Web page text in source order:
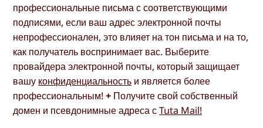
профессиональные письма с соответствующими
подписями, если ваш адрес электронной почты
непрофессионален, это влияет на тон письма и на то,
как получатель воспринимает вас. Выберите
провайдера электронной почты, который защищает
вашу конфиденциальность и является более
профессиональным!+ Получите свой собственный
домен и псевдонимные адреса сTuta Mail!